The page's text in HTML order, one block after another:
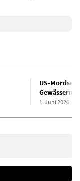
US-
Gewässern
1. Juni 2026